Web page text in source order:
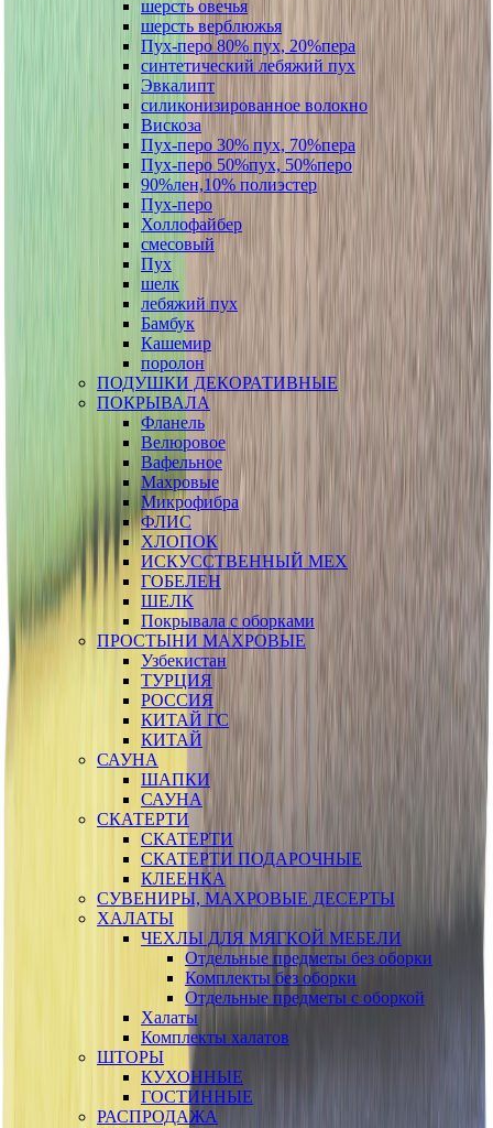
шерсть овечья
шерсть верблюжья
Пух-перо 80% пух, 20%пера
синтетический лебяжий пух
Эвкалипт
силиконизированное волокно
Вискоза
Пух-перо 30% пух, 70%пера
Пух-перо 50%пух, 50%перо
90%лен,10% полиэстер
Пух-перо
Холлофайбер
смесовый
Пух
шелк
лебяжий пух
Бамбук
Кашемир
поролон
ПОДУШКИ ДЕКОРАТИВНЫЕ
ПОКРЫВАЛА
Фланель
Велюровое
Вафельное
Махровые
Микрофибра
ФЛИС
ХЛОПОК
ИСКУССТВЕННЫЙ МЕХ
ГОБЕЛЕН
ШЕЛК
Покрывала с оборками
ПРОСТЫНИ МАХРОВЫЕ
Узбекистан
ТУРЦИЯ
РОССИЯ
КИТАЙ ГС
КИТАЙ
САУНА
ШАПКИ
САУНА
СКАТЕРТИ
СКАТЕРТИ
СКАТЕРТИ ПОДАРОЧНЫЕ
КЛЕЕНКА
СУВЕНИРЫ, МАХРОВЫЕ ДЕСЕРТЫ
ХАЛАТЫ
ЧЕХЛЫ ДЛЯ МЯГКОЙ МЕБЕЛИ
Отдельные предметы без оборки
Комплекты без оборки
Отдельные предметы с оборкой
Халаты
Комплекты халатов
ШТОРЫ
КУХОННЫЕ
ГОСТИННЫЕ
РАСПРОДАЖА